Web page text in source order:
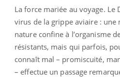
La force mariée au voyage. Le
virus de la grippe aviaire : une
nature confine à l’organisme
résistants, mais qui parfois,
connaît mal – promiscuité,
– effectue un passage